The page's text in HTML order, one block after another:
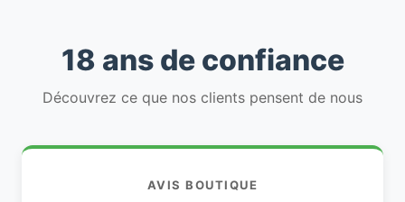
18 ans de confiance
Découvrez ce que nos clients pensent de nous
AVIS BOUTIQUE